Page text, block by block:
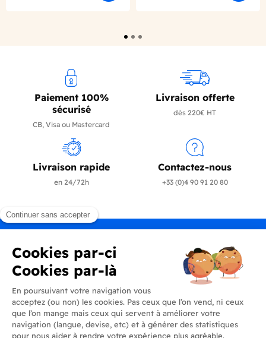
Paiement 100%
sécurisé
CB, Visa ou Mastercard
Livraison offerte
dès 220€ HT
Livraison rapide
en 24/72h
Contactez-nous
+33 (0)4 90 91 20 80